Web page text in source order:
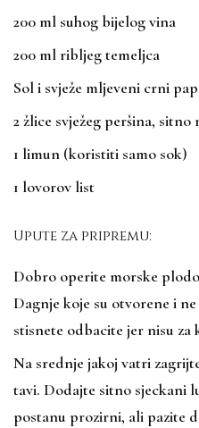
200 ml suhog bijelog vina
200 ml ribljeg temeljca
Sol i svježe mljeveni crni
2 žlice svježeg peršina, sitno
1 limun (koristiti samo sok)
1 lovorov list
Upute za pripremu:
Dobro operite morske
Dagnje koje su otvorene i
stisnete odbacite jer nisu za
Na srednje jakoj vatri
tavi. Dodajte sitno sjeckani
postanu prozirni, ali pazite